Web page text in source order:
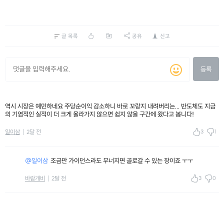
글 목록 공유 신고
등록
역시 시장은 예민하네요 주당순이익 감소하니 바로 꼬랑지 내려버리는... 반도체도 지금
의 기염적인 실적이 더 크게 올라가지 않으면 쉽지 않을 구간에 왔다고 봅니다!
일이삼 2달 전 3 1
@일이삼 조금만 가이던스라도 무너지면 골로갈 수 있는 장이죠 ㅜㅜ
바람개비 2달 전 3 0